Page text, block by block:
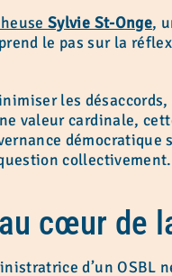
Sylvie St-Onge,
le pas sur la
les
valeur cardinale,
démocratique
collectivement.
cœur de
d’un OSBL